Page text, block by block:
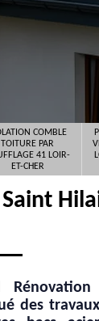
COMBLE
TOITURE PAR
41 LOIR-
ET-CHER
des